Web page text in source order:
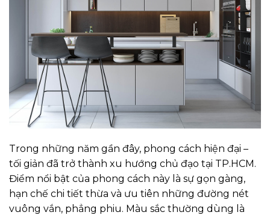
Trong những năm gần đây, phong cách hiện đại –
tối giản đã trở thành xu hướng chủ đạo tại TP.HCM.
Điểm nổi bật của phong cách này là sự gọn gàng,
hạn chế chi tiết thừa và ưu tiên những đường nét
vuông vắn, phẳng phiu. Màu sắc thường dùng là